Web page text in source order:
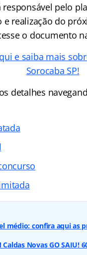
responsável pelo
e realização do
o documento
e saiba mais
Sorocaba SP!
detalhes
médio: confira aqui as
Caldas Novas GO SAIU!